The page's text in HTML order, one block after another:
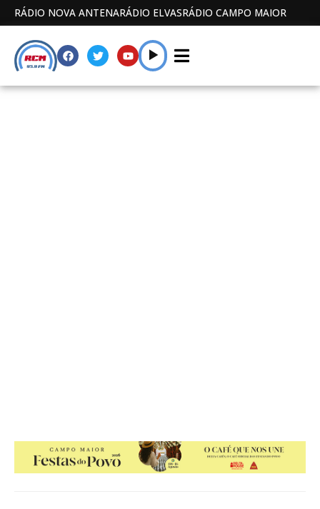
RÁDIO NOVA ANTENARÁDIO ELVASRÁDIO CAMPO MAIOR